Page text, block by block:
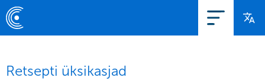
Retsepti üksikasjad